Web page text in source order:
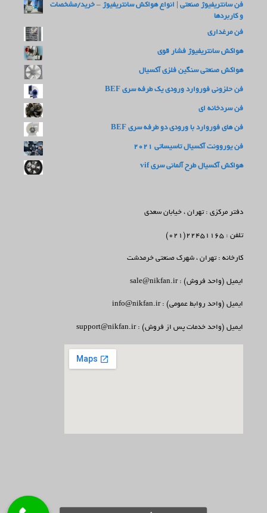
فن سانتریفیوژ صنعتی | انواع هواکش سانتریفیوژ – خرید/مشخصات
و کاربردها
فن مرغداری
هواکش سانتریفیوژ فشار قوی
هواکش صنعتی سنگین فلزی آکسیال
فن حلزونی فوروارد ورودی یک طرفه سری BEF
فن سردخانه ای
فن های فوروارد با ورودی دو طرفه سری BEF
فن یوروونت آکسیال تاسیساتی 2021
هواکش آکسیال طرح آلمانی سری vif
دفتر مرکزی : تهران ، خیابان سعدی
تلفن : 22451165(021)
کارخانه : تهران ، شهرک صنعتی خرمدشت
ایمیل (واحد فروش) : sale@nikfan.ir
ایمیل (واحد روابط عمومی) : info@nikfan.ir
ایمیل (واحد خدمات پس از فروش) : support@nikfan.ir